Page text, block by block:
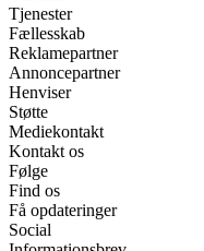
Tjenester
Fællesskab
Reklamepartner
Annoncepartner
Henviser
Støtte
Mediekontakt
Kontakt os
Følge
Find os
Få opdateringer
Social